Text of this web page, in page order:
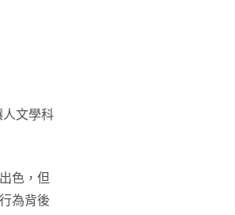
文學科
色，但
為背後